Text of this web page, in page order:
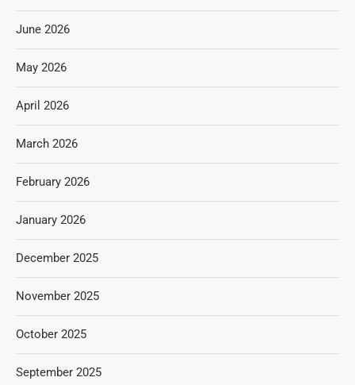
June 2026
May 2026
April 2026
March 2026
February 2026
January 2026
December 2025
November 2025
October 2025
September 2025